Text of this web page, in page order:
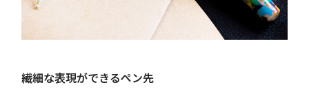
繊細な表現ができるペン先